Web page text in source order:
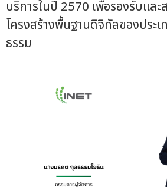
บริการในปี 2570 เพื่อรองรับแล
โครงสร้างพื้นฐานดิจิทัลของประเ
ธรรม